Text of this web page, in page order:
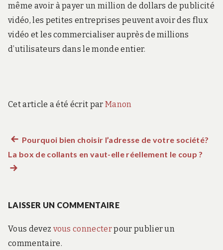
même avoir à payer un million de dollars de publicité
vidéo, les petites entreprises peuvent avoir des flux
vidéo et les commercialiser auprès de millions
d’utilisateurs dans le monde entier.
Cet article a été écrit par Manon
Navigation
de
Article
précédent :
Pourquoi bien choisir l’adresse de votre société?
La box de collants en vaut-elle réellement le coup ?
LAISSER UN COMMENTAIRE
Vous devez vous connecterpour publier un
commentaire.